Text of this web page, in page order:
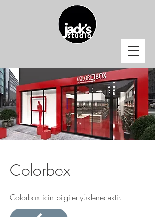
Colorbox
Colorbox için bilgiler yüklenecektir.